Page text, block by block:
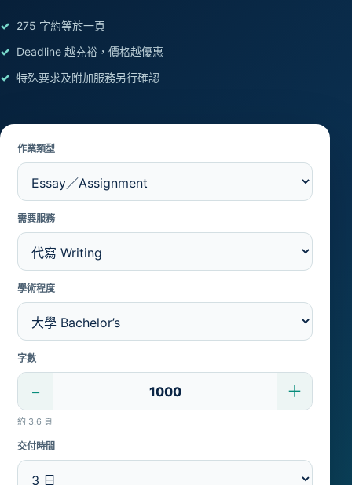
275 字約等於一頁
Deadline 越充裕，價格越優惠
特殊要求及附加服務另行確認
作業類型
需要服務
學術程度
字數
− ＋
約 3.6 頁
交付時間